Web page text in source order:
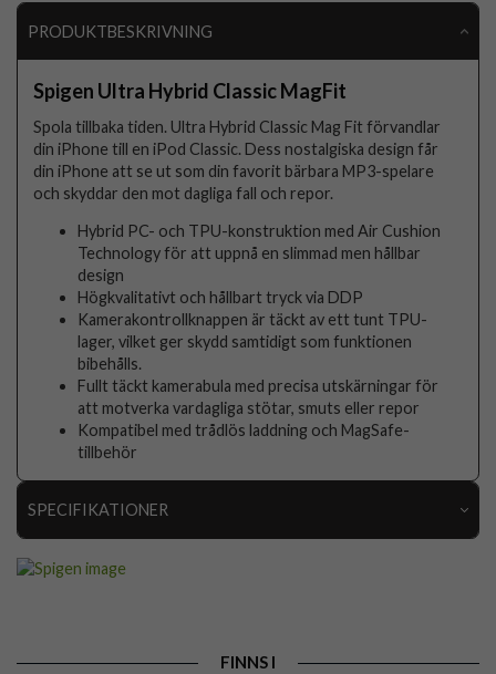
PRODUKTBESKRIVNING
Spigen Ultra Hybrid Classic MagFit
Spola tillbaka tiden. Ultra Hybrid Classic Mag Fit förvandlar
din iPhone till en iPod Classic. Dess nostalgiska design får
din iPhone att se ut som din favorit bärbara MP3-spelare
och skyddar den mot dagliga fall och repor.
Hybrid PC- och TPU-konstruktion med Air Cushion
Technology för att uppnå en slimmad men hållbar
design
Högkvalitativt och hållbart tryck via DDP
Kamerakontrollknappen är täckt av ett tunt TPU-
lager, vilket ger skydd samtidigt som funktionen
bibehålls.
Fullt täckt kamerabula med precisa utskärningar för
att motverka vardagliga stötar, smuts eller repor
Kompatibel med trådlös laddning och MagSafe-
tillbehör
SPECIFIKATIONER
FINNS I